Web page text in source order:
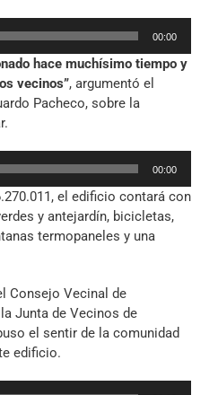
00:00
hace muchísimo tiempo y
vecinos”, argumentó el
Pacheco, sobre la
00:00
el edificio contará con
y antejardín, bicicletas,
termopaneles y una
Consejo Vecinal de
Junta de Vecinos de
el sentir de la comunidad
edificio.